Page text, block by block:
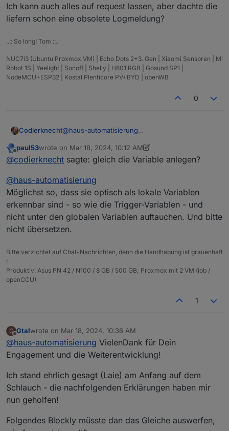
Ich kann auch alles auf request lassen, aber dachte die
liefern schon eine obsolete Logmeldung?
..:: So long! Tom ::..
NUC7i3 (Ubuntu Proxmox VM) | Echo Dots 2+3. Gen | Xiaomi Sensoren | Mi
Robot 1S | Yeelight | Sonoff | Shelly | H801 RGB | Gosund SP1 |
NodeMCU+ESP32 | Kostal Plenticore PV+BYD | openWB
0
Codierknecht@haus-automatisierung
Variable anlegen?
Für unbedarfte ist es auch nicht unbedingt
anlegen zu müssen.
Die stolpern da immer wieder drüber.
Offline
paul53wrote on Mar 18, 2024, 10:12 AM
last edited by paul53Mar 18, 2024, 11:17 AM
@codierknecht sagte: gleich die Variable anlegen?
@haus-automatisierung
Möglichst so, dass sie optisch als lokale Variablen
erkennbar sind - so wie die Trigger-Variablen - und
nicht unter den globalen Variablen auftauchen. Und bitte
nicht übersetzen.
Bitte verzichtet auf Chat-Nachrichten, denn die Handhabung ist grauenhaft
!
Produktiv: Asus PN 42 / N100 / 8 GB / 500 GB; Proxmox mit 2 VM (iob /
openCCU)
1
G
Offline
Gtalwrote on Mar 18, 2024, 10:36 AM
last edited by
@haus-automatisierung VielenDank für Dein
Engagement und die Weiterentwicklung!
Ich stand ehrlich gesagt (Laie) am Anfang auf dem
Schlauch - die nachfolgenden Erklärungen haben mir
nun geholfen!
Folgendes Blockly müsste dan das Gleiche auswerfen,